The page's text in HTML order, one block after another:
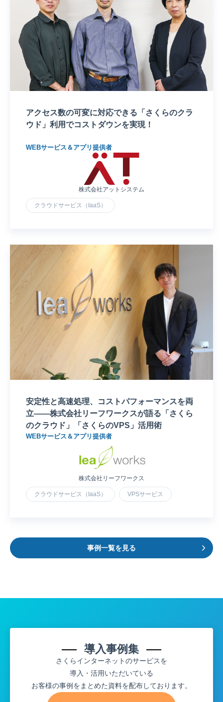
アクセス数の可変に対応できる「さくらのクラ
ウド」利用でコストダウンを実現！
WEBサービス＆アプリ提供者
株式会社アットシステム
クラウドサービス（IaaS）
安定性と高速処理、コストパフォーマンスを両
立――株式会社リーフワークスが語る「さくら
のクラウド」「さくらのVPS」活用術
WEBサービス＆アプリ提供者
株式会社リーフワークス
クラウドサービス（IaaS） VPSサービス
事例一覧を見る
導入事例集
さくらインターネットのサービスを
導入・活用いただいている
お客様の事例をまとめた資料を配布しております。